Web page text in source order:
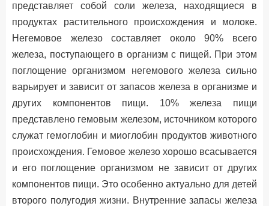
представляет собой соли железа, находящиеся в
продуктах растительного происхождения и молоке.
Негемовое железо составляет около 90% всего
железа, поступающего в организм с пищей. При этом
поглощение организмом негемового железа сильно
варьирует и зависит от запасов железа в организме и
других компонентов пищи. 10% железа пищи
представлено гемовым железом, источником которого
служат гемоглобин и миоглобин продуктов животного
происхождения. Гемовое железо хорошо всасывается
и его поглощение организмом не зависит от других
компонентов пищи. Это особенно актуально для детей
второго полугодия жизни. Внутренние запасы железа